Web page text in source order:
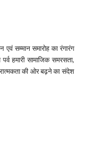
एवं सम्मान समारोह का रंगारंग
हमारी सामाजिक समरसता,
की ओर बढ़ने का संदेश